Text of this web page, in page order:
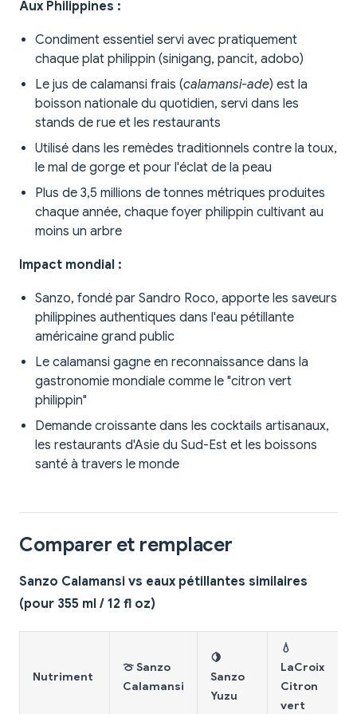
Aux Philippines :
Condiment essentiel servi avec pratiquement
chaque plat philippin (sinigang, pancit, adobo)
Le jus de calamansi frais (calamansi-ade) est la
boisson nationale du quotidien, servi dans les
stands de rue et les restaurants
Utilisé dans les remèdes traditionnels contre la toux,
le mal de gorge et pour l'éclat de la peau
Plus de 3,5 millions de tonnes métriques produites
chaque année, chaque foyer philippin cultivant au
moins un arbre
Impact mondial :
Sanzo, fondé par Sandro Roco, apporte les saveurs
philippines authentiques dans l'eau pétillante
américaine grand public
Le calamansi gagne en reconnaissance dans la
gastronomie mondiale comme le "citron vert
philippin"
Demande croissante dans les cocktails artisanaux,
les restaurants d'Asie du Sud-Est et les boissons
santé à travers le monde
Comparer et remplacer
Sanzo Calamansi vs eaux pétillantes similaires
(pour 355 ml / 12 fl oz)
Nutriment
🍈 Sanzo
Calamansi
🍋
Sanzo
Yuzu
💧
LaCroix
Citron
vert